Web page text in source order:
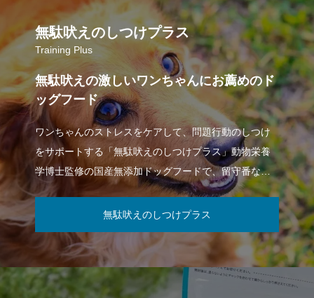
無駄吠えのしつけプラス
Training Plus
無駄吠えの激しいワンちゃんにお薦めのド
ッグフード
ワンちゃんのストレスをケアして、問題行動のしつけ
をサポートする「無駄吠えのしつけプラス」動物栄養
学博士監修の国産無添加ドッグフードで、留守番など
が多いワンちゃんにお薦めです。無駄吠えの
無駄吠えのしつけプラス